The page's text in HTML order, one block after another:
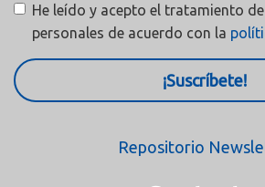
He leído y acepto el tratamiento
personales de acuerdo con la
¡Suscríbete!
Repositorio